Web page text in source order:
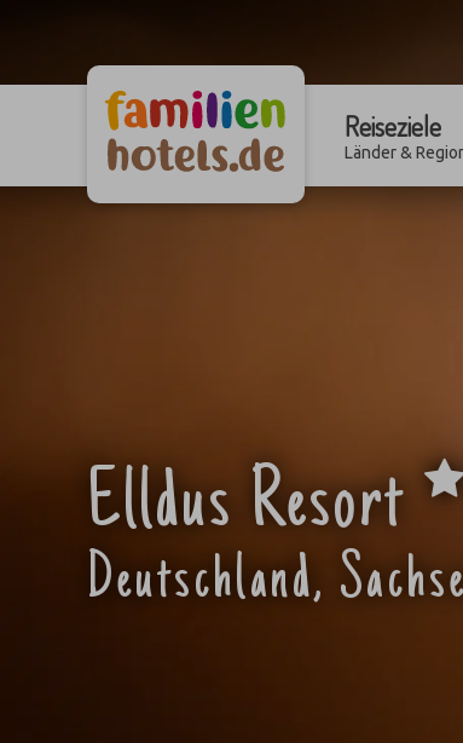
Reiseziele
Länder &
Elldus Resort
Deutschland,